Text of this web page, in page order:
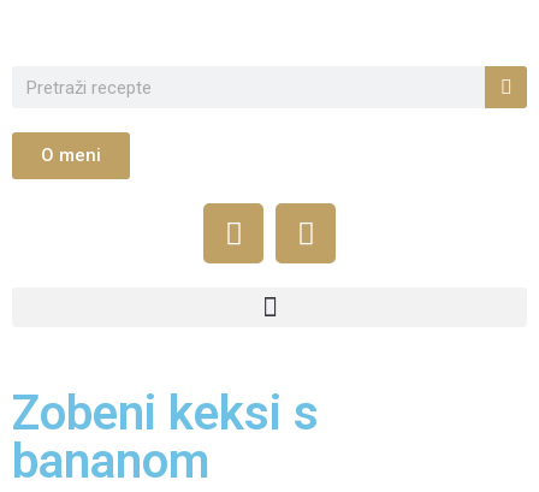
O meni
Zobeni keksi s
bananom